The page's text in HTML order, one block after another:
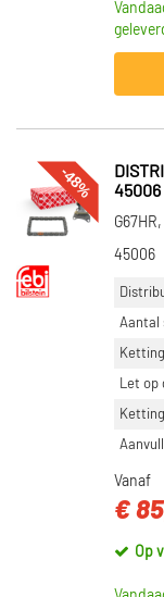
-48%
45006
45006
Aantal
Let op
Vanaf
€
Op